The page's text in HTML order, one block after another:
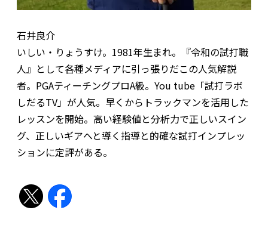
石井良介
いしい・りょうすけ。1981年生まれ。『令和の試打職
人』として各種メディアに引っ張りだこの人気解説
者。PGAティーチングプロA級。You tube「試打ラボ
しだるTV」が人気。早くからトラックマンを活用した
レッスンを開始。高い経験値と分析力で正しいスイン
グ、正しいギアへと導く指導と的確な試打インプレッ
ションに定評がある。